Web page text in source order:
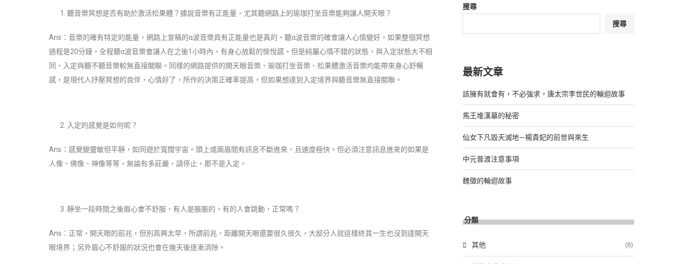
聽音樂冥想是否有助於激活松果體？據說音樂有正能量，尤其聽網路上的瑜珈打坐音樂能夠讓人開天眼？
Ans：音樂的確有特定的能量，網路上宣稱的α波音樂具有正能量也是真的。聽α波音樂的確會讓人心情變好，如果整個冥想
過程是20分鐘，全程聽α波音樂會讓人在之後1小時內，有身心放鬆的愉悅感。但是純屬心情不錯的狀態，與入定狀態大不相
同，入定與聽不聽音樂較無直接關聯。同樣的網路提供的開天眼音樂、瑜珈打坐音樂、松果體激活音樂均能帶來身心舒暢
感，是現代人抒壓冥想的良伴，心情好了，所作的決策正確率提高，但如果想達到入定境界與聽音樂無直接關聯。
入定的感覺是如何呢？
Ans：感覺變靈敏但平靜，如同遊於寬闊宇宙。頭上或兩眉間有訊息不斷進來，且速度極快。但必須注意訊息進來的如果是
人像、佛像、神像等等，無論有多莊嚴，請停止，那不是入定。
靜坐一段時間之後眉心會不舒服，有人是脹脹的，有的人會跳動，正常嗎？
Ans：正常，開天眼的前兆，但別高興太早，所謂前兆，距離開天眼還要很久很久，大部分人就這樣終其一生也沒到達開天
眼境界；另外眉心不舒服的狀況也會在幾天後逐漸消除。
搜尋
搜尋
最新文章
該擁有就會有，不必強求，唐太宗李世民的輪迴故事
馬王堆漢墓的秘密
仙女下凡毀天滅地—楊貴妃的前世與來生
中元普渡注意事項
魏徵的輪迴故事
分類
其他 (8)